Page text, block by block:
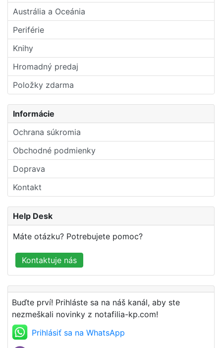
Austrália a Oceánia
Periférie
Knihy
Hromadný predaj
Položky zdarma
Informácie
Ochrana súkromia
Obchodné podmienky
Doprava
Kontakt
Help Desk
Máte otázku? Potrebujete pomoc?
Kontaktuje nás
Buďte prví! Prihláste sa na náš kanál, aby ste
nezmeškali novinky z notafilia-kp.com!
Prihlásiť sa na WhatsApp